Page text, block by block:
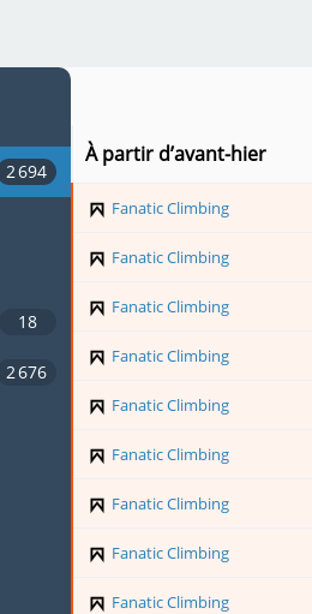
À partir d’avant-hier
Fanatic Climbing
Fanatic Climbing
Fanatic Climbing
Fanatic Climbing
Fanatic Climbing
Fanatic Climbing
Fanatic Climbing
Fanatic Climbing
Fanatic Climbing